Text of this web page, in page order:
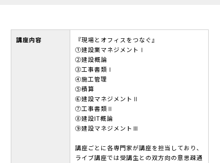
講座内容
『現場とオフィスをつなぐ』
①建設業マネジメントⅠ
②建設概論
③工事書類Ⅰ
④施工管理
⑤積算
⑥建設マネジメントⅡ
⑦工事書類Ⅱ
⑧建設IT概論
⑨建設マネジメントⅢ
講座ごとに各専門家が講座を担当しており、
ライブ講座では受講生との双方向の意思疎通